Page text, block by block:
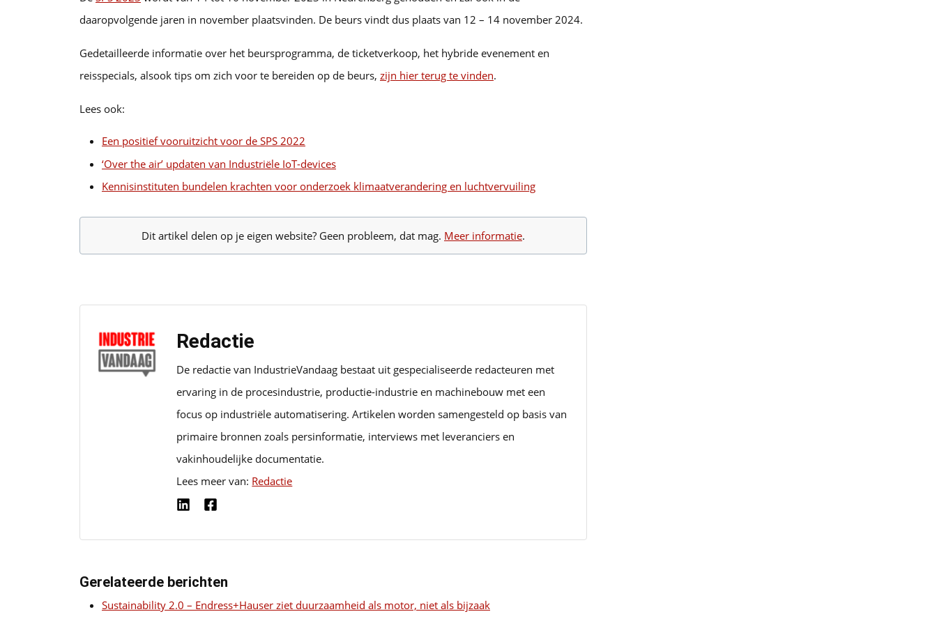
daaropvolgende jaren in november plaatsvinden. De beurs vindt dus plaats van 12 – 14 november 2024.
Gedetailleerde informatie over het beursprogramma, de ticketverkoop, het hybride evenement en
reisspecials, alsook tips om zich voor te bereiden op de beurs, zijn hier terug te vinden.
Lees ook:
Een positief vooruitzicht voor de SPS 2022
‘Over the air’ updaten van Industriële IoT-devices
Kennisinstituten bundelen krachten voor onderzoek klimaatverandering en luchtvervuiling
Dit artikel delen op je eigen website? Geen probleem, dat mag. Meer informatie.
Redactie
De redactie van IndustrieVandaag bestaat uit gespecialiseerde redacteuren met
ervaring in de procesindustrie, productie-industrie en machinebouw met een
focus op industriële automatisering. Artikelen worden samengesteld op basis van
primaire bronnen zoals persinformatie, interviews met leveranciers en
vakinhoudelijke documentatie.
Lees meer van: Redactie
Gerelateerde berichten
Sustainability 2.0 – Endress+Hauser ziet duurzaamheid als motor, niet als bijzaak